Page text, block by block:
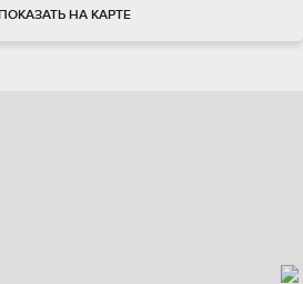
НА КАРТЕ